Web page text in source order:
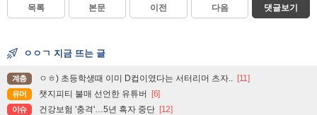
목록 본문 이전 다음 댓글보기
ㅇㅇㄱ 지금 뜨는 글
계층 ㅇㅎ) 초등학생때 이미 D컵이였다는 서터리머 츠자.. [11]
유머 챗지피티 불매 선언한 유튜버 [6]
이슈 건강보험 '충격'…5년 흑자 중단 [12]